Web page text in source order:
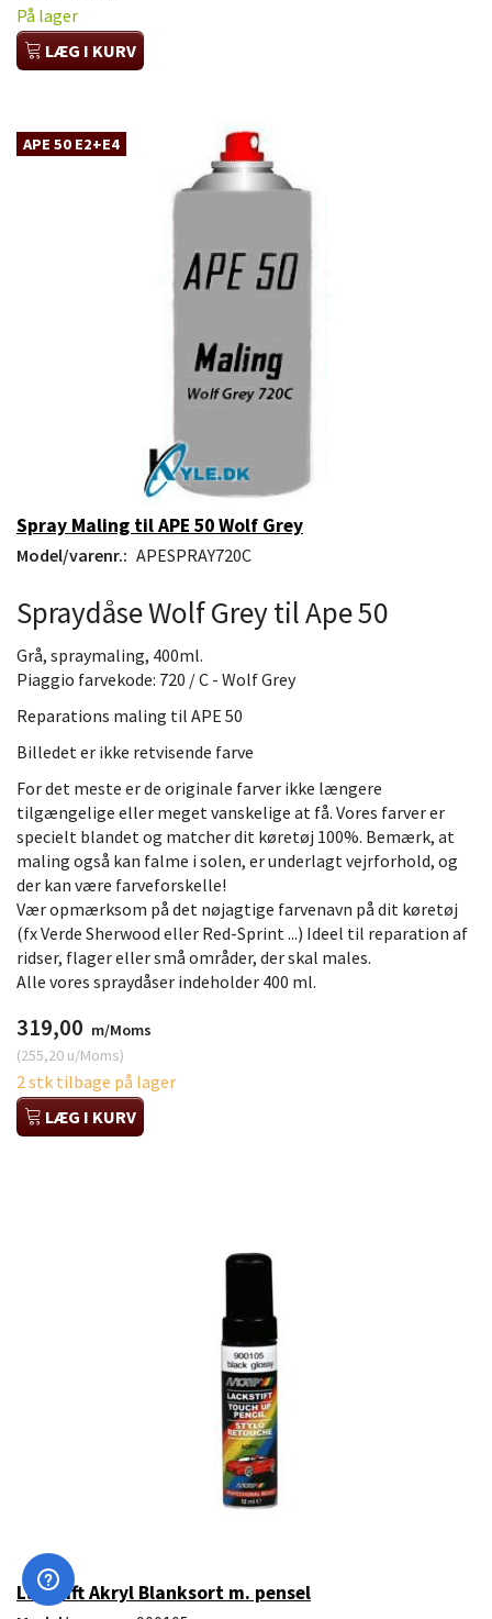
På lager
LÆG I KURV
APE 50 E2+E4
Spray Maling til APE 50 Wolf Grey
Model/varenr.: APESPRAY720C
Spraydåse Wolf Grey til Ape 50
Grå, spraymaling, 400ml.
Piaggio farvekode: 720 / C - Wolf Grey
Reparations maling til APE 50
Billedet er ikke retvisende farve
For det meste er de originale farver ikke længere
tilgængelige eller meget vanskelige at få. Vores farver er
specielt blandet og matcher dit køretøj 100%. Bemærk, at
maling også kan falme i solen, er underlagt vejrforhold, og
der kan være farveforskelle!
Vær opmærksom på det nøjagtige farvenavn på dit køretøj
(fx Verde Sherwood eller Red-Sprint ...) Ideel til reparation af
ridser, flager eller små områder, der skal males.
Alle vores spraydåser indeholder 400 ml.
319,00 m/Moms
(255,20 u/Moms)
2 stk tilbage på lager
LÆG I KURV
Lakstift Akryl Blanksort m. pensel